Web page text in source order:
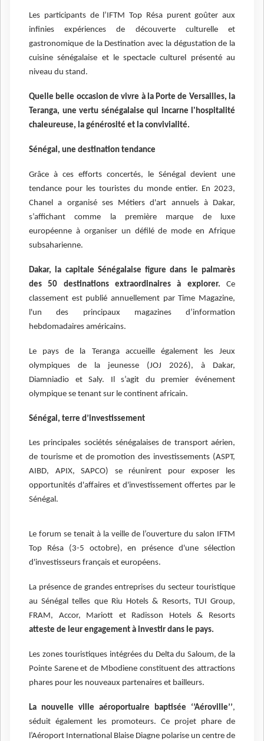
Les participants de l’IFTM Top Résa purent goûter aux
infinies expériences de découverte culturelle et
gastronomique de la Destination avec la dégustation de la
cuisine sénégalaise et le spectacle culturel présenté au
niveau du stand.
Quelle belle occasion de vivre à la Porte de Versailles, la
Teranga, une vertu sénégalaise qui incarne l'hospitalité
chaleureuse, la générosité et la convivialité.
Sénégal, une destination tendance
Grâce à ces efforts concertés, le Sénégal devient une
tendance pour les touristes du monde entier. En 2023,
Chanel a organisé ses Métiers d'art annuels à Dakar,
s’affichant comme la première marque de luxe
européenne à organiser un défilé de mode en Afrique
subsaharienne.
Dakar, la capitale Sénégalaise figure dans le palmarès
des 50 destinations extraordinaires à explorer. Ce
classement est publié annuellement par Time Magazine,
l'un des principaux magazines d’information
hebdomadaires américains.
Le pays de la Teranga accueille également les Jeux
olympiques de la jeunesse (JOJ 2026), à Dakar,
Diamniadio et Saly. Il s’agit du premier événement
olympique se tenant sur le continent africain.
Sénégal, terre d’investissement
Les principales sociétés sénégalaises de transport aérien,
de tourisme et de promotion des investissements (ASPT,
AIBD, APIX, SAPCO) se réunirent pour exposer les
opportunités d'affaires et d'investissement offertes par le
Sénégal.
Le forum se tenait à la veille de l’ouverture du salon IFTM
Top Résa (3-5 octobre), en présence d'une sélection
d'investisseurs français et européens.
La présence de grandes entreprises du secteur touristique
au Sénégal telles que Riu Hotels & Resorts, TUI Group,
FRAM, Accor, Mariott et Radisson Hotels & Resorts
atteste de leur engagement à investir dans le pays.
Les zones touristiques intégrées du Delta du Saloum, de la
Pointe Sarene et de Mbodiene constituent des attractions
phares pour les nouveaux partenaires et bailleurs.
La nouvelle ville aéroportuaire baptisée ‘’Aéroville’’,
séduit également les promoteurs. Ce projet phare de
l’Aéroport International Blaise Diagne polarise un centre de